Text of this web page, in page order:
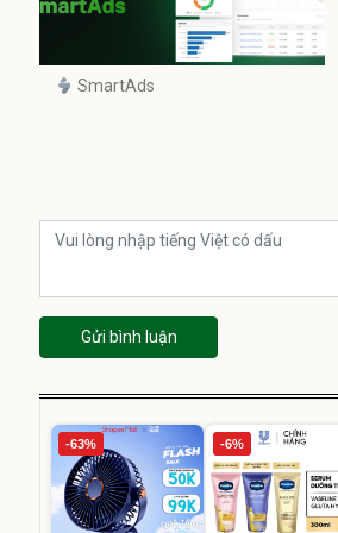
SmartAds
Gửi bình luận
-63% -6%